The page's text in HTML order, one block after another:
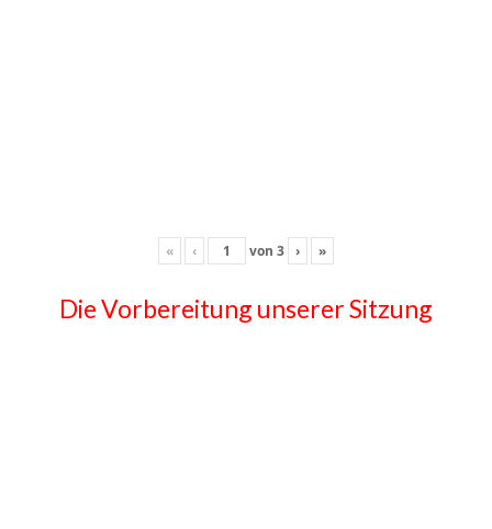
« ‹ von 3 › »
Die Vorbereitung unserer Sitzung